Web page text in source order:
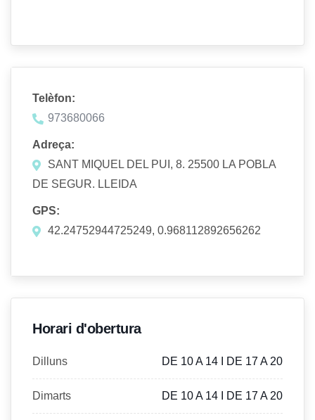
Telèfon:
973680066
Adreça:
SANT MIQUEL DEL PUI, 8. 25500 LA POBLA
DE SEGUR. LLEIDA
GPS:
42.24752944725249, 0.968112892656262
Horari d'obertura
Dilluns DE 10 A 14 I DE 17 A 20
Dimarts DE 10 A 14 I DE 17 A 20